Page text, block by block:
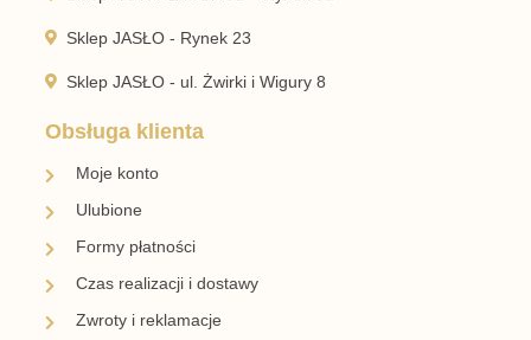
Sklep JASŁO - Rynek 23
Sklep JASŁO - ul. Żwirki i Wigury 8
Obsługa klienta
Moje konto
Ulubione
Formy płatności
Czas realizacji i dostawy
Zwroty i reklamacje